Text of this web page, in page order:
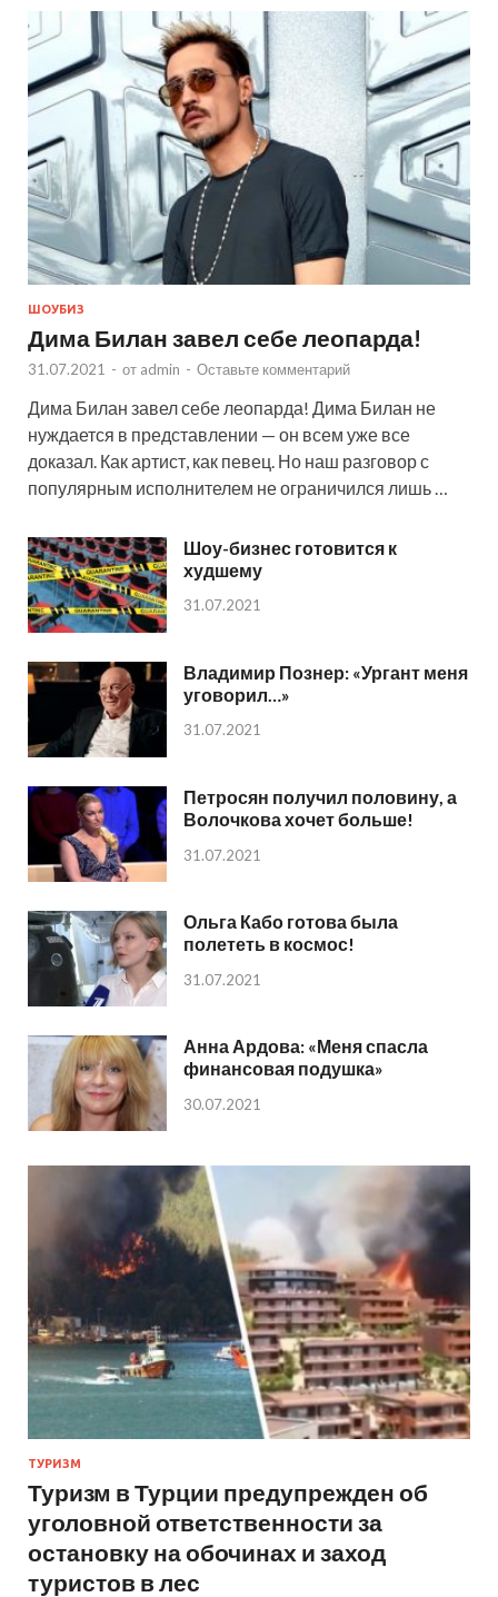
ШОУБИЗ
Дима Билан завел себе леопарда!
31.07.2021 - от admin - Оставьте комментарий
Дима Билан завел себе леопарда! Дима Билан не
нуждается в представлении — он всем уже все
доказал. Как артист, как певец. Но наш разговор с
популярным исполнителем не ограничился лишь …
Шоу-бизнес готовится к
худшему
31.07.2021
Владимир Познер: «Ургант меня
уговорил…»
31.07.2021
Петросян получил половину, а
Волочкова хочет больше!
31.07.2021
Ольга Кабо готова была
полететь в космос!
31.07.2021
Анна Ардова: «Меня спасла
финансовая подушка»
30.07.2021
ТУРИЗМ
Туризм в Турции предупрежден об
уголовной ответственности за
остановку на обочинах и заход
туристов в лес